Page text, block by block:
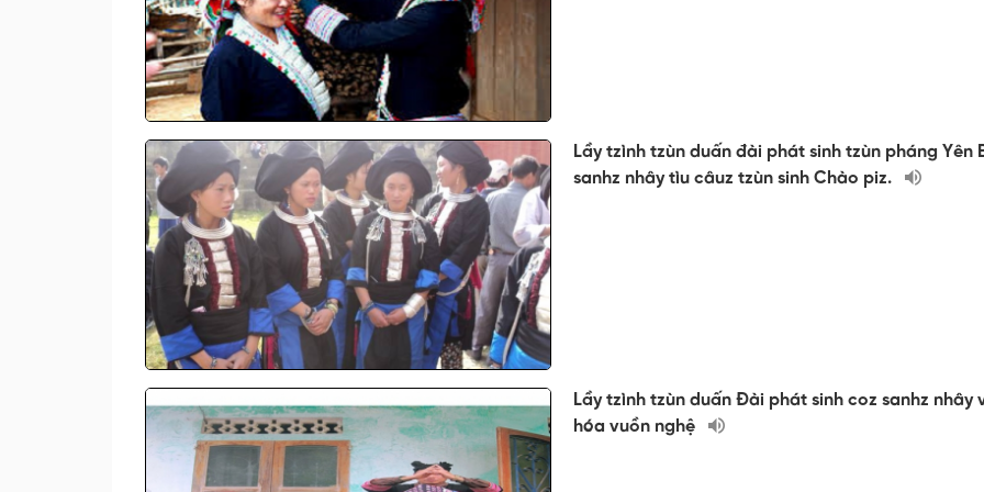
Lầy tzình tzùn duấn đài phát sinh tzùn pháng Yên
sanhz nhây tìu câuz tzùn sinh Chào piz.
Lầy tzình tzùn duấn Đài phát sinh coz sanhz nhây
hóa vuồn nghệ